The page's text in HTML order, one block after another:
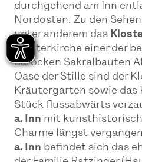
durchgehend am Inn
Nordosten. Zu den
unter anderem das
Klosterkirche einer der
barocken Sakralbauten
Oase der Stille sind der
Kräutergarten sowie das
Stück flussabwärts
a. Inn mit
Charme längst
a. Inn befindet sich das